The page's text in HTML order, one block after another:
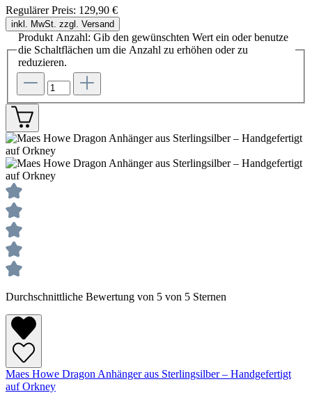
Regulärer Preis: 129,90 €
inkl. MwSt. zzgl. Versand
Produkt Anzahl: Gib den gewünschten Wert ein oder benutze
die Schaltflächen um die Anzahl zu erhöhen oder zu
reduzieren.
Durchschnittliche Bewertung von 5 von 5 Sternen
Maes Howe Dragon Anhänger aus Sterlingsilber – Handgefertigt
auf Orkney